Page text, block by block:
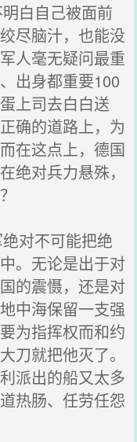
白自己被面前
尽脑汁，也能没
人毫无疑问最重
出身都重要100
上司去白白送
确的道路上，为
在这点上，德国
绝对兵力悬殊，
对不可能把绝
。无论是出于对
的震慑，还是对
中海保留一支强
为指挥权而和约
刀就把他灭了。
派出的船又太多
热肠、任劳任怨